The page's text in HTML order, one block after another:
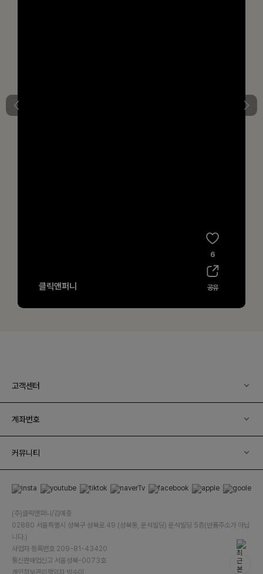
고객센터
계좌번호
커뮤니티
(주)클릭앤퍼니/김예중
02880 서울특별시 성북구 성북로 49 (성북동, 운석빌딩) 운석빌딩 5층(반품주소가 아닙
니다.)
사업자 등록번호 209-81-43420
통신판매업신고 서울성북-0073호
개인정보관리책임자 박수미